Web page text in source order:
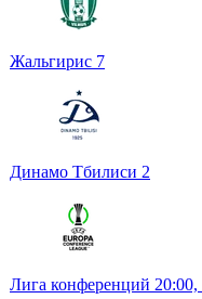
Жальгирис 7
Динамо Тбилиси 2
Лига конференций 20:00,